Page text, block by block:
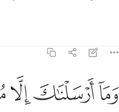
وما ارسلناك الا مبشرا ونذيرا ٥٦
وَمَآ أَرْسَلْنَـٰكَ إِلَّا مُبَشِّرًۭا
ﱁﱂﱃ